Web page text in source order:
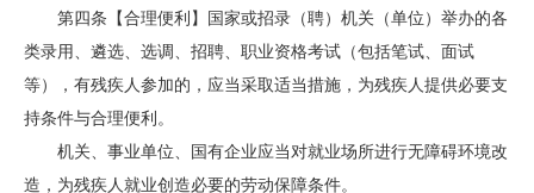
第四条【合理便利】国家或招录（聘）机关（单位）举办的各
类录用、遴选、选调、招聘、职业资格考试（包括笔试、面试
等），有残疾人参加的，应当采取适当措施，为残疾人提供必要支
持条件与合理便利。
机关、事业单位、国有企业应当对就业场所进行无障碍环境改
造，为残疾人就业创造必要的劳动保障条件。